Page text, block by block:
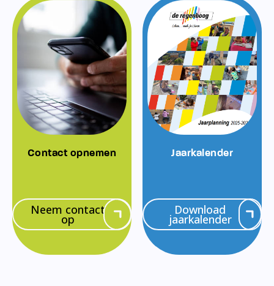
Contact opnemen
Neem contact
op
Jaarkalender
Download
jaarkalender